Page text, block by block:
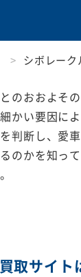
シボレー
のおおよそ
かい要因に
判断し、愛
のかを知っ
買取サイト